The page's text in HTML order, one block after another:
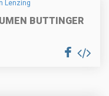
BUTTINGER